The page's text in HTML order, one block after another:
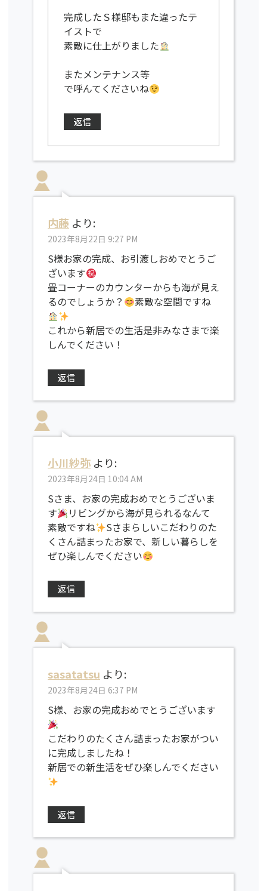
完成したＳ様邸もまた違ったテ
イストで
素敵に仕上がりました
またメンテナンス等
で呼んてくださいね
返信
内藤 より:
2023年8月22日 9:27 PM
S様お家の完成、お引渡しおめでとうご
ざいます
畳コーナーのカウンターからも海が見え
るのでしょうか？
素敵な空間ですね
これから新居での生活是非みなさまで楽
しんでください！
返信
小川紗弥 より:
2023年8月24日 10:04 AM
Sさま、お家の完成おめでとうございま
す
リビングから海が見られるなんて
素敵ですね
Sさまらしいこだわりのた
くさん詰まったお家で、新しい暮らしを
ぜひ楽しんでください
返信
sasatatsu より:
2023年8月24日 6:37 PM
S様、お家の完成おめでとうございます
こだわりのたくさん詰まったお家がつい
に完成しましたね！
新居での新生活をぜひ楽しんでください
返信